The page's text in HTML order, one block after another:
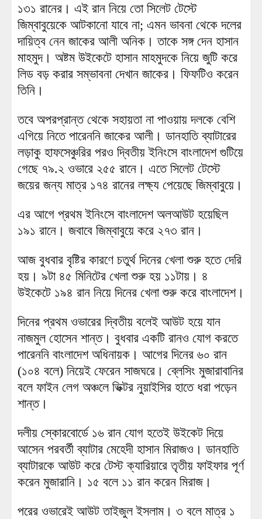
১৩১ রানের। এই রান নিয়ে তো সিলেট টেস্টে
জিম্বাবুয়েকে আটকানো যাবে না; এমন ভাবনা থেকে দলের
দায়িত্ব নেন জাকের আলী অনিক। তাকে সঙ্গ দেন হাসান
মাহমুদ। অষ্টম উইকেটে হাসান মাহমুদকে নিয়ে জুটি করে
লিড বড় করার সম্ভাবনা দেখান জাকের। ফিফটিও করেন
তিনি।
তবে অপরপ্রান্ত থেকে সহায়তা না পাওয়ায় দলকে বেশি
এগিয়ে নিতে পারেননি জাকের আলী। ডানহাতি ব্যাটারের
লড়াকু হাফসেঞ্চুরির পরও দ্বিতীয় ইনিংসে বাংলাদেশ গুটিয়ে
গেছে ৭৯.২ ওভারে ২৫৫ রানে। এতে সিলেট টেস্টে
জয়ের জন্য মাত্র ১৭৪ রানের লক্ষ্য পেয়েছে জিম্বাবুয়ে।
এর আগে প্রথম ইনিংসে বাংলাদেশ অলআউট হয়েছিল
১৯১ রানে। জবাবে জিম্বাবুয়ে করে ২৭৩ রান।
আজ বুধবার বৃষ্টির কারণে চতুর্থ দিনের খেলা শুরু হতে দেরি
হয়। ৯টা ৪৫ মিনিটের খেলা শুরু হয় ১১টায়। ৪
উইকেটে ১৯৪ রান নিয়ে দিনের খেলা শুরু করে বাংলাদেশ।
দিনের প্রথম ওভারের দ্বিতীয় বলেই আউট হয়ে যান
নাজমুল হোসেন শান্ত। বুধবার একটি রানও যোগ করতে
পারেননি বাংলাদেশ অধিনায়ক। আগের দিনের ৬০ রান
(১০৪ বলে) নিয়েই ফেরেন সাজঘরে। ব্লেসিং মুজারাবানির
বলে ফাইন লেগ অঞ্চলে ভিক্টর নুয়াইসির হাতে ধরা পড়েন
শান্ত।
দলীয় স্কোরবোর্ডে ১৬ রান যোগ হতেই উইকেট দিয়ে
আসেন পরবর্তী ব্যাটার মেহেদী হাসান মিরাজও। ডানহাতি
ব্যাটারকে আউট করে টেস্ট ক্যারিয়ারে তৃতীয় ফাইফার পূর্ণ
করেন মুজারানি। ১৫ বলে ১১ রান করেন মিরাজ।
পরের ওভারেই আউট তাইজুল ইসলাম। ৩ বলে মাত্র ১